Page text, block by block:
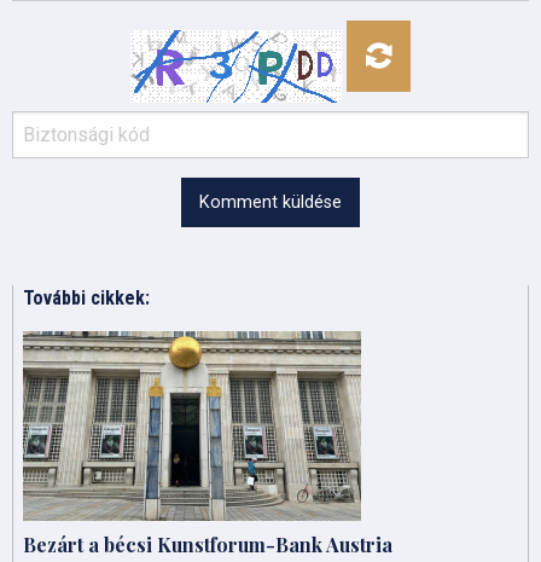
Komment küldése
További cikkek:
Bezárt a bécsi Kunstforum-Bank Austria